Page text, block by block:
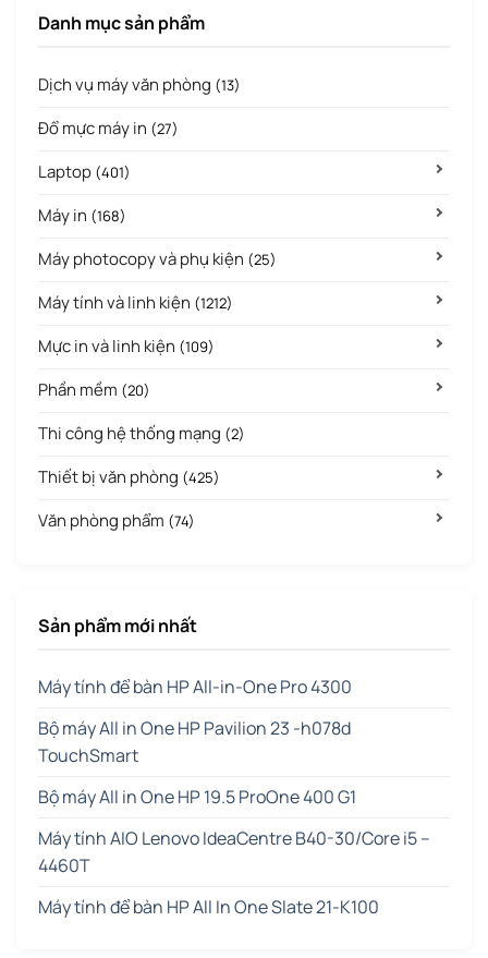
Danh mục sản phẩm
Dịch vụ máy văn phòng (13)
Đổ mực máy in (27)
Laptop (401)
Máy in (168)
Máy photocopy và phụ kiện (25)
Máy tính và linh kiện (1212)
Mực in và linh kiện (109)
Phần mềm (20)
Thi công hệ thống mạng (2)
Thiết bị văn phòng (425)
Văn phòng phẩm (74)
Sản phẩm mới nhất
Máy tính để bàn HP All-in-One Pro 4300
Bộ máy All in One HP Pavilion 23 -h078d
TouchSmart
Bộ máy All in One HP 19.5 ProOne 400 G1
Máy tính AIO Lenovo IdeaCentre B40-30/Core i5 –
4460T
Máy tính để bàn HP All In One Slate 21-K100